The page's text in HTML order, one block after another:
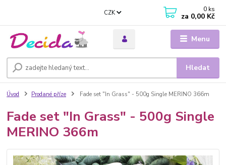
Menu
CZK
Hledat
0 ks
za 0,00 Kč
Úvod Prodané příze Fade set "In Grass" - 500g Single MERINO 366m
Fade set "In Grass" - 500g Single
MERINO 366m